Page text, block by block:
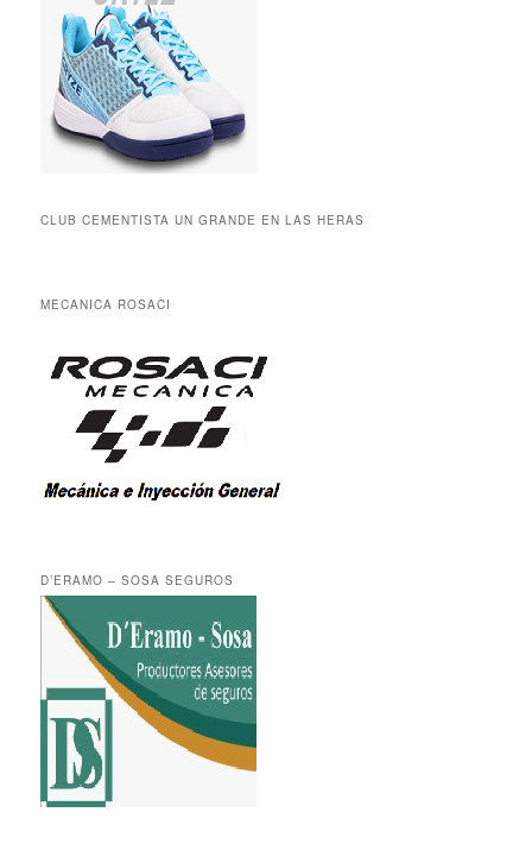
CLUB CEMENTISTA UN GRANDE EN LAS HERAS
MECANICA ROSACI
D’ERAMO – SOSA SEGUROS